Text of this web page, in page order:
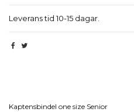
Leverans tid 10-15 dagar.
Kaptensbindel one size Senior